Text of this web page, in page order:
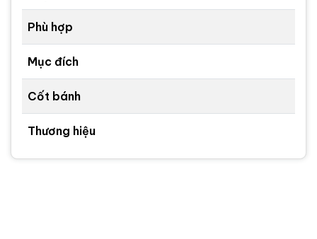
Phù hợp
Mục đích
Cốt bánh
Thương hiệu